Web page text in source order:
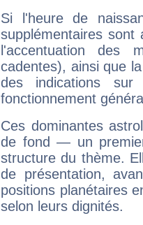
Si l'heure de
supplémentaires sont
l'accentuation des
cadentes), ainsi que
des indications sur
fonctionnement
Ces dominantes
de fond — un
structure du thème.
de présentation,
positions planétaires
selon leurs dignités.